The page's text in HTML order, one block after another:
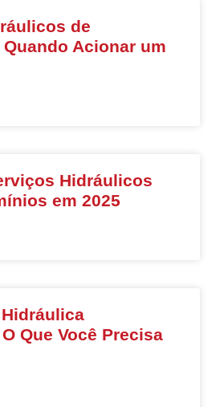
de
Acionar um
Hidráulicos
em 2025
Que Você Precisa